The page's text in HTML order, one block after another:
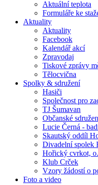
Aktuální teplota
Formuláře ke
Aktuality
Aktuality
Facebook
Kalendář akcí
Zpravodaj
Tiskové zprávy
Tělocvična
Spolky & sdružení
Hasiči
Společnost pro
TJ Šumavan
Občanské
Lucie Černá -
Skautský oddíl
Divadelní spolek
Hořický cvrkot,
Klub Crček
Vzory žádostí o
Foto a video